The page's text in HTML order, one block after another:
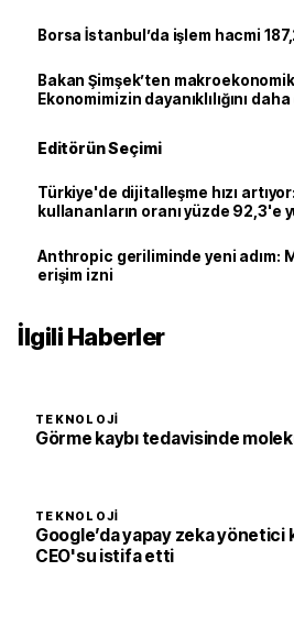
Borsa İstanbul’da işlem hacmi
Bakan Şimşek’ten
Ekonomimizin dayanıklılığını
Editörün Seçimi
Türkiye'de dijitalleşme hızı
kullananların oranı yüzde 92,3'e
Anthropic geriliminde yeni adım:
erişim izni
İlgili Haberler
TEKNOLOJI
Görme kaybı tedavisinde
TEKNOLOJI
Google’da yapay zeka yönetici
CEO'su istifa etti